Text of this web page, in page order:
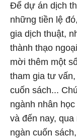
Để dự án dịch
những tiền lệ
gia dịch thuật,
thành thạo
mời thêm một
tham gia tư
cuốn sách...
ngành nhân
và đến nay,
ngàn cuốn